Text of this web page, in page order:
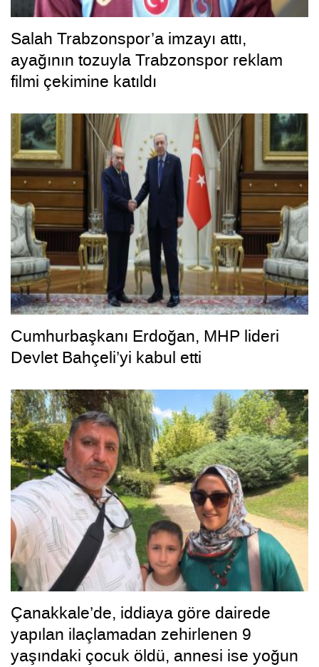
Salah Trabzonspor’a imzayı attı,
ayağının tozuyla Trabzonspor reklam
filmi çekimine katıldı
Cumhurbaşkanı Erdoğan, MHP lideri
Devlet Bahçeli’yi kabul etti
Çanakkale’de, iddiaya göre dairede
yapılan ilaçlamadan zehirlenen 9
yaşındaki çocuk öldü, annesi ise yoğun